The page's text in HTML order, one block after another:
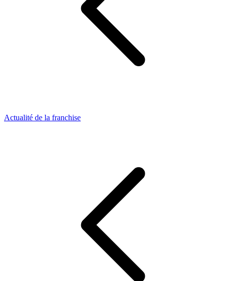
Actualité de la franchise